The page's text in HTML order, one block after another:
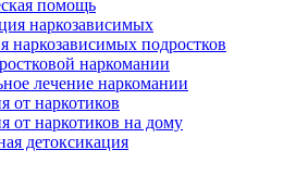
помощь
наркозависимых
наркозависимых подростков
наркомании
лечение наркомании
от наркотиков
от наркотиков на дому
детоксикация